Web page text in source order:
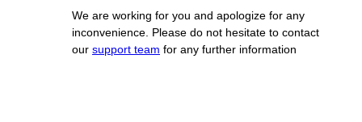
We are working for you and apologize for any
inconvenience. Please do not hesitate to contact
our support team for any further information